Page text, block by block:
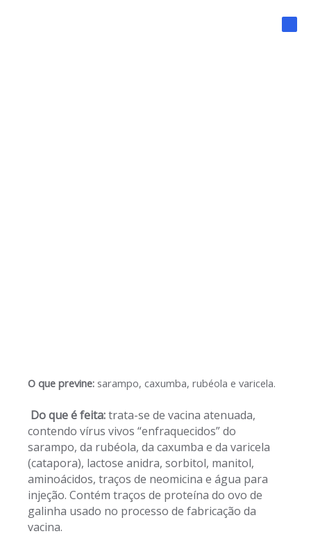
O que previne: sarampo, caxumba, rubéola e varicela.
Do que é feita:trata-se de vacina atenuada,
contendo vírus vivos “enfraquecidos” do
sarampo, da rubéola, da caxumba e da varicela
(catapora), lactose anidra, sorbitol, manitol,
aminoácidos, traços de neomicina e água para
injeção. Contém traços de proteína do ovo de
galinha usado no processo de fabricação da
vacina.